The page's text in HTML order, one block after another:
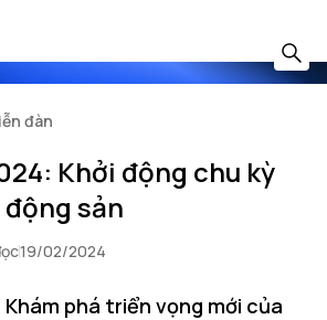
đàn
Khởi động chu kỳ
sản
19/02/2024
phá triển vọng mới của